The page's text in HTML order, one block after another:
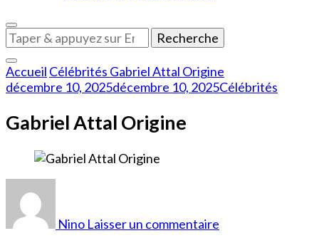
Vous
recherchiez
quelque
chose
?
Accueil Célébrités Gabriel Attal Origine
décembre 10, 2025décembre 10, 2025Célébrités
Gabriel Attal Origine
Nino Laisser un commentaire
Origine